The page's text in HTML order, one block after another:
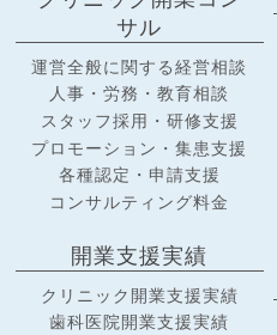
サル
運営全般に関する経営相談
人事・労務・教育相談
スタッフ採用・研修支援
プロモーション・集患支援
各種認定・申請支援
コンサルティング料金
開業支援実績
クリニック開業支援実績
歯科医院開業支援実績